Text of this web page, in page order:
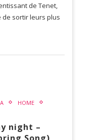
de Tenet,
de sortir leurs plus
HOME
night –